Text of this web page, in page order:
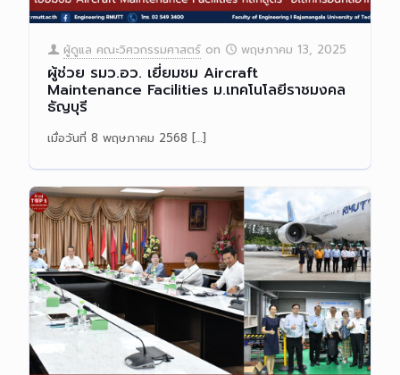
ผู้ดูแล คณะวิศวกรรมศาสตร์ on พฤษภาคม 13, 2025
ผู้ช่วย รมว.อว. เยี่ยมชม Aircraft
Maintenance Facilities ม.เทคโนโลยีราชมงคล
ธัญบุรี
เมื่อวันที่ 8 พฤษภาคม 2568 […]